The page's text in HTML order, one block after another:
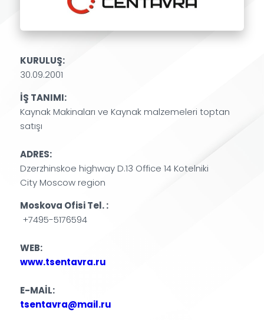
KURULUŞ:
30.09.2001
İŞ TANIMI:
Kaynak Makinaları ve Kaynak malzemeleri toptan
satışı
ADRES:
Dzerzhinskoe highway D.13 Office 14 Kotelniki
City Moscow region
Moskova Ofisi Tel. :
+7495-5176594
WEB:
www.tsentavra.ru
E-MAİL:
tsentavra@mail.ru